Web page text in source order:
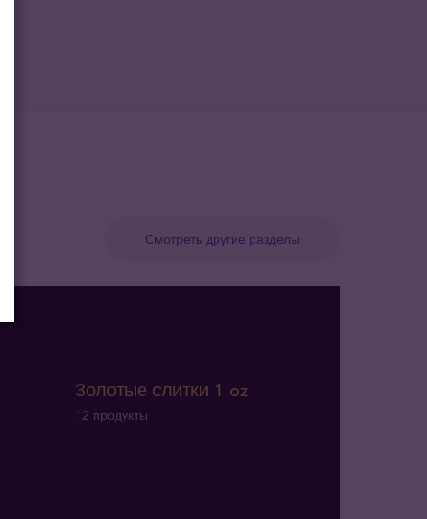
Смотреть другие разделы
Золотые слитки 1 oz
12 продукты